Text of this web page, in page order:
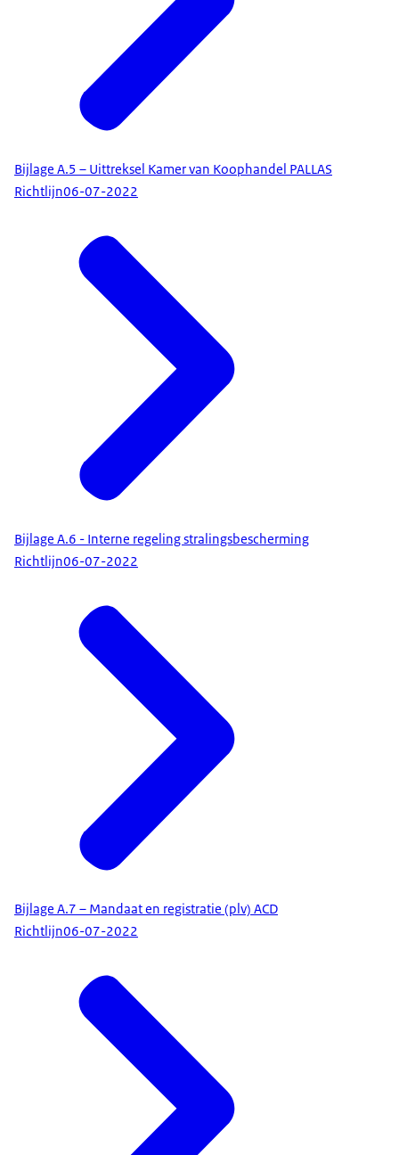
Bijlage A.5 – Uittreksel Kamer van Koophandel PALLAS
Richtlijn06-07-2022
Bijlage A.6 - Interne regeling stralingsbescherming
Richtlijn06-07-2022
Bijlage A.7 – Mandaat en registratie (plv) ACD
Richtlijn06-07-2022